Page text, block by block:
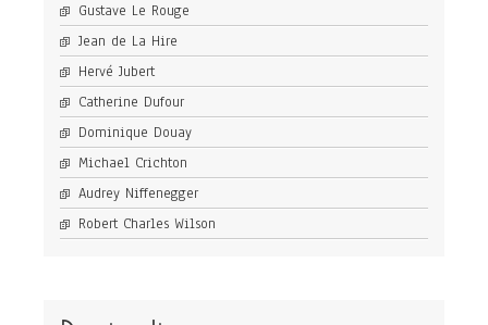
Gustave Le Rouge
Jean de La Hire
Hervé Jubert
Catherine Dufour
Dominique Douay
Michael Crichton
Audrey Niffenegger
Robert Charles Wilson